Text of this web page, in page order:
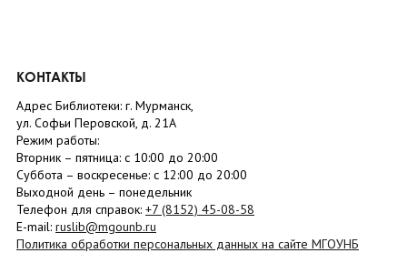
КОНТАКТЫ
Адрес Библиотеки: г. Мурманск,
ул. Софьи Перовской, д. 21А
Режим работы:
Вторник – пятница: с 10:00 до 20:00
Суббота – воскресенье: c 12:00 до 20:00
Выходной день – понедельник
Телефон для справок: +7 (8152) 45-08-58
E-mail: ruslib@mgounb.ru
Политика обработки персональных данных на сайте МГОУНБ